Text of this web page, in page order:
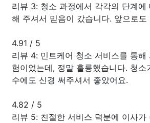
리뷰 3: 청소 과정에서 각각의 단계에
해 주셔서 믿음이 갔습니다. 앞으로도
4.91 / 5
리뷰 4: 민트케어 청소 서비스를 통해
험이었는데, 정말 훌륭했습니다. 청소
수에도 신경 써주셔서 좋았어요.
4.82 / 5
리뷰 5: 친절한 서비스 덕분에 이사가